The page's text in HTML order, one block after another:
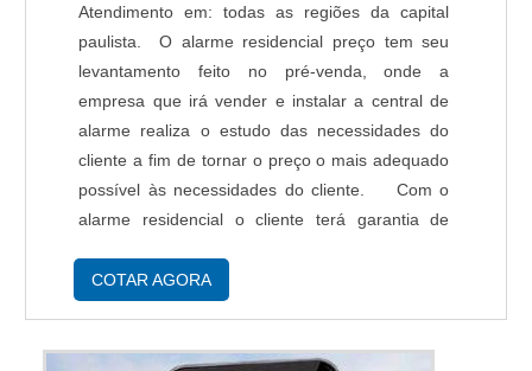
Atendimento em: todas as regiões da capital
paulista. O alarme residencial preço tem seu
levantamento feito no pré-venda, onde a
empresa que irá vender e instalar a central de
alarme realiza o estudo das necessidades do
cliente a fim de tornar o preço o mais adequado
possível às necessidades do cliente. Com o
alarme residencial o cliente terá garantia de
serviço especializado, produtos de e...
COTAR AGORA